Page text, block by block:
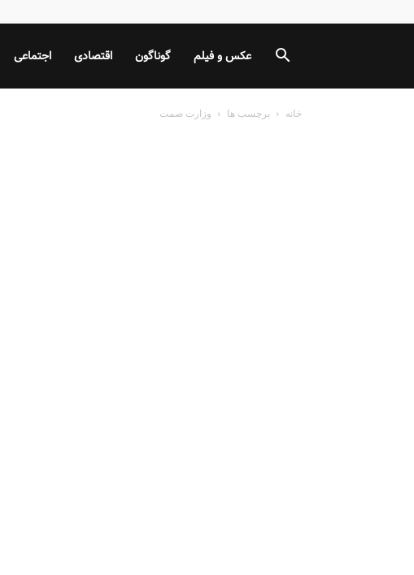
اجتماعی اقتصادی گوناگون عکس و فیلم
خانه برچسب ها وزارت صمت